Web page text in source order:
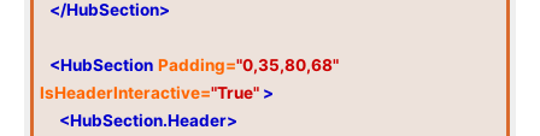
</HubSection>
<HubSection Padding="0,35,80,68"
IsHeaderInteractive="True" >
<HubSection.Header>